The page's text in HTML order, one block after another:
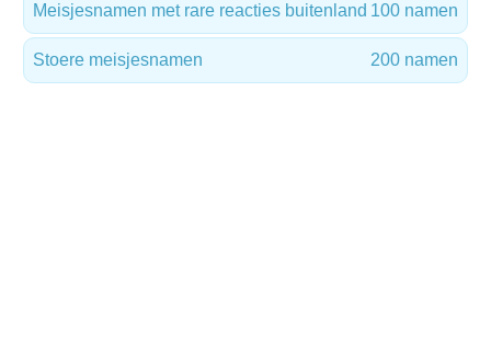
Meisjesnamen met rare reacties buitenland 100 namen
Stoere meisjesnamen 200 namen